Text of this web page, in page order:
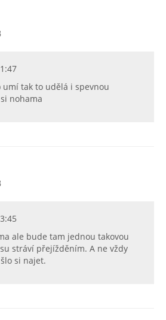
umí tak to udělá i spevnou
nohama
ale bude tam jednou takovou
stráví přejížděním. A ne vždy
si najet.